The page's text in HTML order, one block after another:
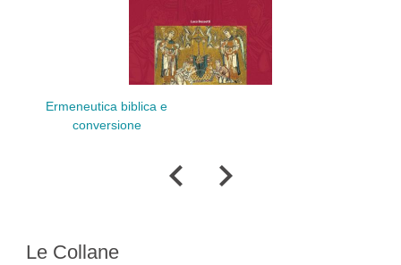
Ermeneutica biblica e
conversione
Le Collane